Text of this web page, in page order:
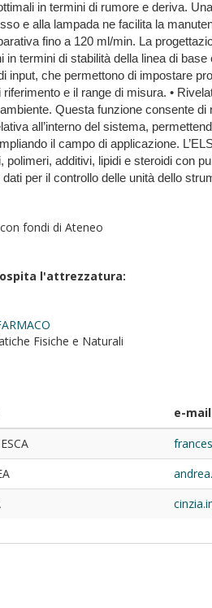
in termini di rumore e deriva.
e alla lampada ne facilita la
fino a 120 ml/min. La
termini di stabilità della linea di
input, che permettono di impostare
e il range di misura. •
Questa funzione consente
all’interno del sistema,
il campo di applicazione.
additivi, lipidi e steroidi con
per il controllo delle unità dello
fondi di Ateneo
l'attrezzatura:
Fisiche e Naturali
e-mail